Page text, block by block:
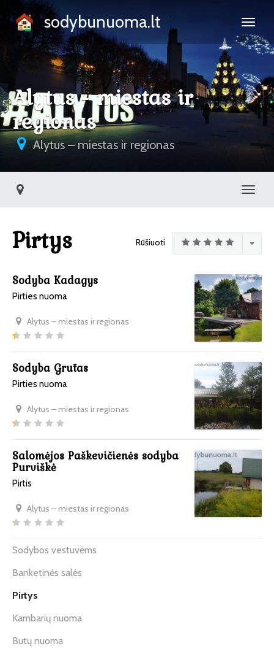
sodybunuoma.lt
Alytus - miestas ir
regionas
Alytus – miestas ir regionas
Pirtys Rūšiuoti
Sodyba Kadagys
Pirties nuoma
Alytus – miestas ir regionas
Sodyba Grūtas
Pirties nuoma
Alytus – miestas ir regionas
Salomėjos Paškevičienės sodyba
Purviškė
Pirtis
Alytus – miestas ir regionas
Sodybos vestuvėms
Banketinės salės
Pirtys
Kambarių nuoma
Butų nuoma